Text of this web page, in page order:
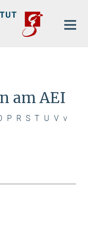
am AEI
P R S T U V v